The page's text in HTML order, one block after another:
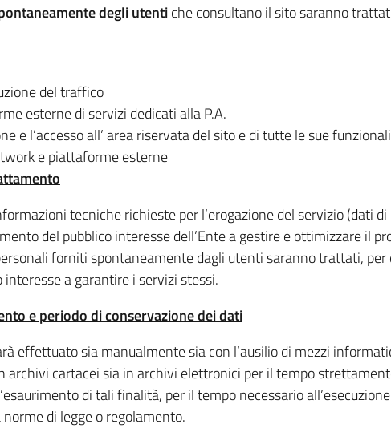
degli utentiche consultano il sito saranno
del traffico
esterne di servizi dedicati alla P.A.
e l’accesso all’ area riservata del sito e di tutte le sue
e piattaforme esterne
tecniche richieste per l’erogazione del servizio (dati
del pubblico interesse dell’Ente a gestire e ottimizzare il
forniti spontaneamente dagli utenti saranno trattati,
a garantire i servizi stessi.
e periodo di conservazione dei dati
effettuato sia manualmente sia con l’ausilio di mezzi
archivi cartacei sia in archivi elettronici per il tempo
di tali finalità, per il tempo necessario
di legge o regolamento.